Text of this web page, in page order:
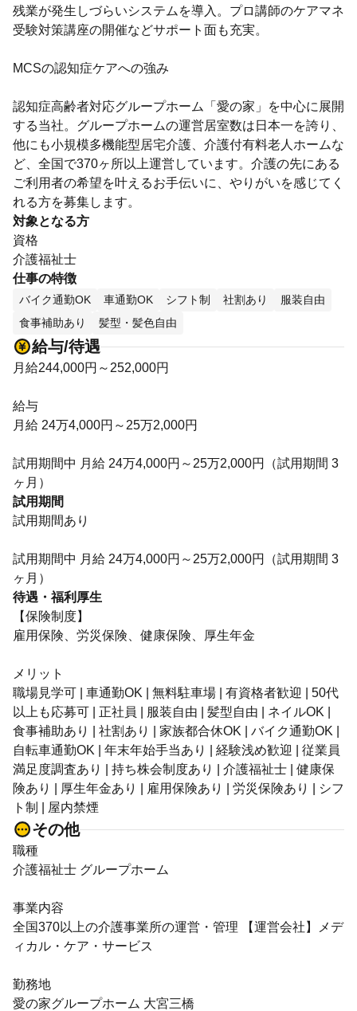
残業が発生しづらいシステムを導入。プロ講師のケアマネ
受験対策講座の開催などサポート面も充実。
MCSの認知症ケアへの強み
認知症⾼齢者対応グループホーム「愛の家」を中心に展開
する当社。グループホームの運営居室数は日本一を誇り、
他にも小規模多機能型居宅介護、介護付有料老人ホームな
ど、全国で370ヶ所以上運営しています。介護の先にある
ご利用者の希望を叶えるお手伝いに、やりがいを感じてく
れる方を募集します。
対象となる方
資格
介護福祉士
仕事の特徴
バイク通勤OK 車通勤OK シフト制 社割あり
服装自由
食事補助あり
髪型・髪色自由
給与/待遇
月給244,000円～252,000円
給与
月給 24万4,000円～25万2,000円
試用期間中 月給 24万4,000円～25万2,000円（試用期間 3
ヶ月）
試用期間
試用期間あり
試用期間中 月給 24万4,000円～25万2,000円（試用期間 3
ヶ月）
待遇・福利厚生
【保険制度】
雇用保険、労災保険、健康保険、厚生年金
メリット
職場見学可 | 車通勤OK | 無料駐車場 | 有資格者歓迎 | 50代
以上も応募可 | 正社員 | 服装自由 | 髪型自由 | ネイルOK |
食事補助あり | 社割あり | 家族都合休OK | バイク通勤OK |
自転車通勤OK | 年末年始手当あり | 経験浅め歓迎 | 従業員
満足度調査あり | 持ち株会制度あり | 介護福祉士 | 健康保
険あり | 厚生年金あり | 雇用保険あり | 労災保険あり | シフ
ト制 | 屋内禁煙
その他
職種
介護福祉士 グループホーム
事業内容
全国370以上の介護事業所の運営・管理 【運営会社】メデ
ィカル・ケア・サービス
勤務地
愛の家グループホーム 大宮三橋